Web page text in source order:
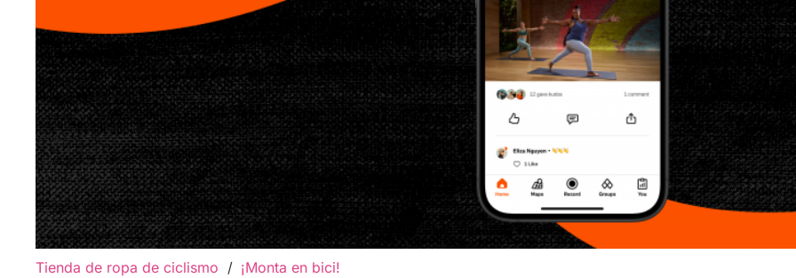
Tienda de ropa de ciclismo / ¡Monta en bici!